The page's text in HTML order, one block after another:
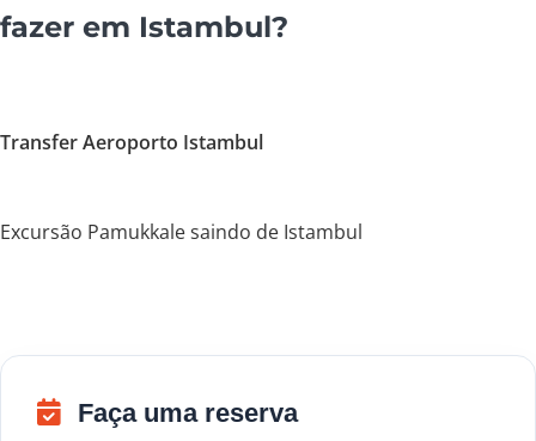
fazer em Istambul?
Transfer Aeroporto Istambul
Excursão Pamukkale saindo de Istambul
Faça uma reserva